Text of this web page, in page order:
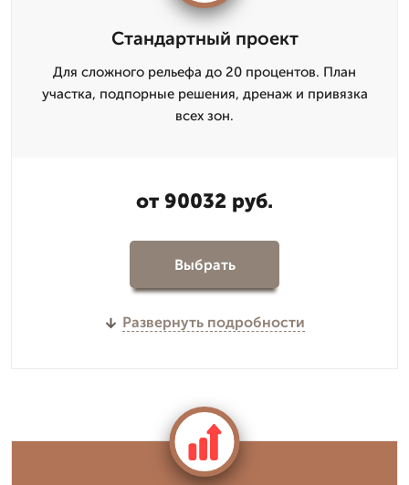
Стандартный проект
Для сложного рельефа до 20 процентов. План
участка, подпорные решения, дренаж и привязка
всех зон.
от 90032 руб.
Выбрать
Развернуть подробности